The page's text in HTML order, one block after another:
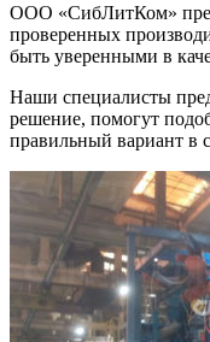
ООО «СибЛитКом»
проверенных
быть уверенными в
Наши специалисты
решение, помогут
правильный вариант в